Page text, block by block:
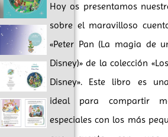
Hoy os presentamos
sobre el maravilloso
«Peter Pan (La magia de
Disney)» de la colección
Disney». Este libro es
ideal para compartir
especiales con los más